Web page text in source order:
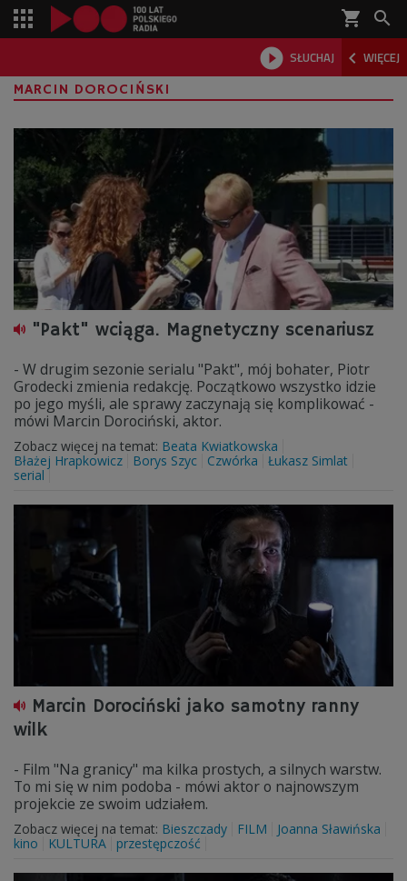
shopping_cart 
 SŁUCHAJ  WIĘCEJ

MARCIN DOROCIŃSKI
"Pakt" wciąga. Magnetyczny scenariusz
- W drugim sezonie serialu "Pakt", mój bohater, Piotr
Grodecki zmienia redakcję. Początkowo wszystko idzie
po jego myśli, ale sprawy zaczynają się komplikować -
mówi Marcin Dorociński, aktor.
Zobacz więcej na temat: Beata Kwiatkowska
Błażej Hrapkowicz
Borys Szyc Czwórka
Łukasz Simlat
serial
Marcin Dorociński jako samotny ranny
wilk
- Film "Na granicy" ma kilka prostych, a silnych warstw.
To mi się w nim podoba - mówi aktor o najnowszym
projekcie ze swoim udziałem.
Zobacz więcej na temat: Bieszczady FILM
Joanna Sławińska
kino
KULTURA przestępczość